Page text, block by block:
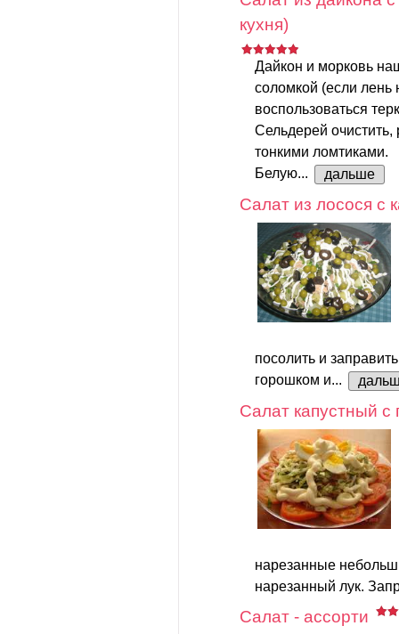
кухня)
Дайкон и морковь
соломкой (если лень
воспользоваться
Сельдерей очистить,
тонкими ломтиками.
Белую...
дальше
Салат из лосося с
посолить и
горошком и...
Салат капустный
нарезанные
нарезанный лук.
Салат - ассорти